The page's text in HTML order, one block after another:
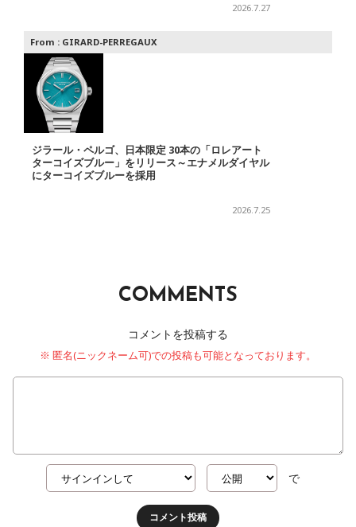
2026.7.27
From : GIRARD-PERREGAUX
ジラール・ペルゴ、日本限定 30本の「ロレアート
ターコイズブルー」をリリース～エナメルダイヤル
にターコイズブルーを採用
2026.7.25
COMMENTS
コメントを投稿する
※ 匿名(ニックネーム可)での投稿も可能となっております。
で
コメント投稿